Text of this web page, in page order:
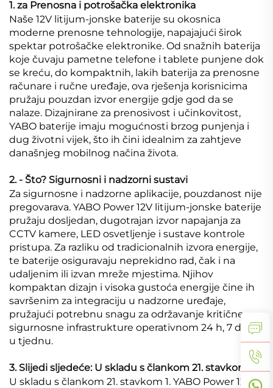
1. za Prenosna i potrošačka elektronika
Naše 12V litijum-jonske baterije su okosnica
moderne prenosne tehnologije, napajajući širok
spektar potrošačke elektronike. Od snažnih baterija
koje čuvaju pametne telefone i tablete punjene dok
se kreću, do kompaktnih, lakih baterija za prenosne
računare i ručne uređaje, ova rješenja korisnicima
pružaju pouzdan izvor energije gdje god da se
nalaze. Dizajnirane za prenosivost i učinkovitost,
YABO baterije imaju mogućnosti brzog punjenja i
dug životni vijek, što ih čini idealnim za zahtjeve
današnjeg mobilnog načina života.
2. - Što? Sigurnosni i nadzorni sustavi
Za sigurnosne i nadzorne aplikacije, pouzdanost nije
pregovarava. YABO Power 12V litijum-jonske baterije
pružaju dosljedan, dugotrajan izvor napajanja za
CCTV kamere, LED osvetljenje i sustave kontrole
pristupa. Za razliku od tradicionalnih izvora energije,
te baterije osiguravaju neprekidno rad, čak i na
udaljenim ili izvan mreže mjestima. Njihov
kompaktan dizajn i visoka gustoća energije čine ih
savršenim za integraciju u nadzorne uređaje,
pružajući potrebnu snagu za održavanje kritične
sigurnosne infrastrukture operativnom 24 h, 7 dana
u tjednu.
3. Slijedi sljedeće: U skladu s člankom 21. stavkom 2.
U skladu s člankom 21. stavkom 1. YABO Power 12V